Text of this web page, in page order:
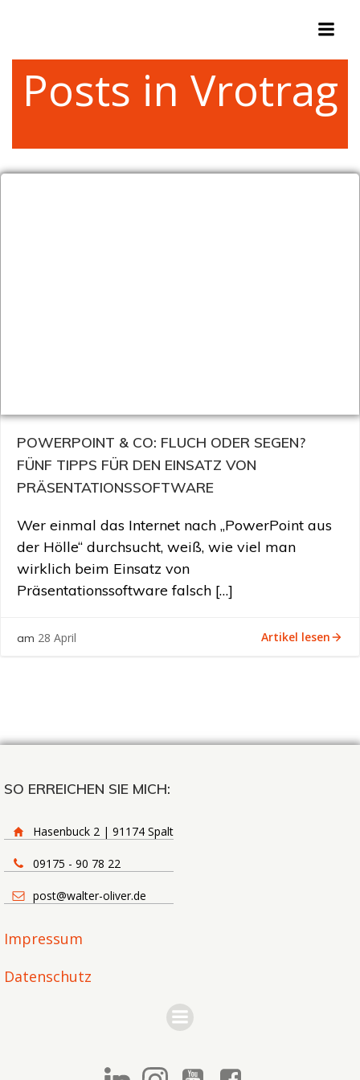
Posts in Vrotrag
POWERPOINT & CO: FLUCH ODER SEGEN?
FÜNF TIPPS FÜR DEN EINSATZ VON
PRÄSENTATIONSSOFTWARE
Wer einmal das Internet nach „PowerPoint aus
der Hölle“ durchsucht, weiß, wie viel man
wirklich beim Einsatz von
Präsentationssoftware falsch […]
am 28 April Artikel lesen
SO ERREICHEN SIE MICH:
Hasenbuck 2 | 91174 Spalt
09175 - 90 78 22
post@walter-oliver.de
Impressum
Datenschutz